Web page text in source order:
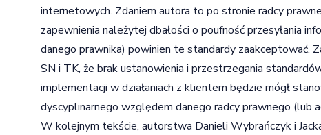
internetowych. Zdaniem autora to po stronie radcy
zapewnienia należytej dbałości o poufność przesyłania
danego prawnika) powinien te standardy zaakceptować.
SN i TK, że brak ustanowienia i przestrzegania
implementacji w działaniach z klientem będzie mógł
dyscyplinarnego względem danego radcy prawnego (lub
W kolejnym tekście, autorstwa Danieli Wybrańczyk i